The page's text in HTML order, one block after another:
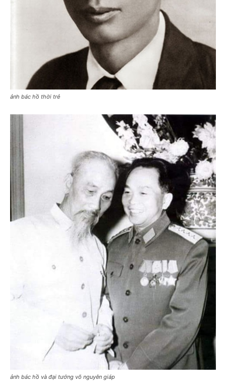
ảnh bác hồ thời trẻ
ảnh bác hồ và đại tướng võ nguyên giáp